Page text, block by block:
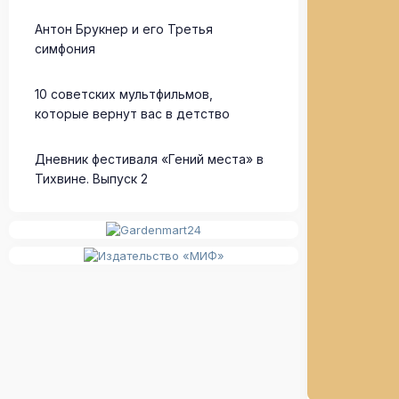
Антон Брукнер и его Третья
симфония
10 советских мультфильмов,
которые вернут вас в детство
Дневник фестиваля «Гений места» в
Тихвине. Выпуск 2